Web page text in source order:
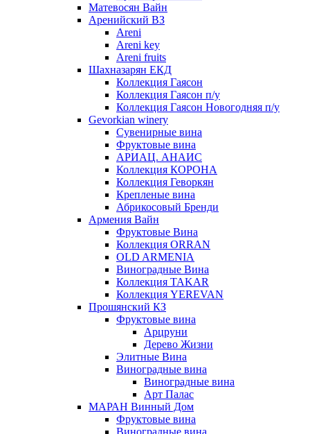
Матевосян Вайн
Аренийский ВЗ
Areni
Areni key
Areni fruits
Шахназарян ЕКД
Коллекция Гаясон
Коллекция Гаясон п/у
Коллекция Гаясон Новогодняя п/у
Gevorkian winery
Сувенирные вина
Фруктовые вина
АРИАЦ. АНАИС
Коллекция КОРОНА
Коллекция Геворкян
Крепленые вина
Абрикосовый Бренди
Армения Вайн
Фруктовые Вина
Коллекция ORRAN
OLD ARMENIA
Виноградные Вина
Коллекция TAKAR
Коллекция YEREVAN
Прошянский КЗ
Фруктовые вина
Арцруни
Дерево Жизни
Элитные Вина
Виноградные вина
Виноградные вина
Арт Палас
МАРАН Винный Дом
Фруктовые вина
Виноградные вина